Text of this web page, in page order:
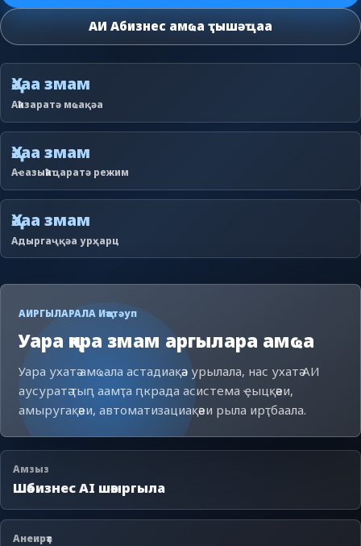
АИ Абизнес амҩа ҭышәҵаа
Ҳәаа змам
Аҟазаратә мҩақәа
Ҳәаа змам
Аҽазыҟаҵаратә режим
Ҳәаа змам
Адыргаҷқәа урҳарц
АИРГЫЛАРАЛА Иҵатәуп
Уара ԥкра змам аргылара амҩа
Уара ухатә амҩала астадиақәа урылала, нас ухатә АИ
аусуратә ҭыԥ аамҭа ԥкрада асистема ҿыцқәеи,
амыругақәеи, автоматизациақәеи рыла ирҭбаала.
Амзыз
Шәбизнес AI шәыргыла
Анеирҭа